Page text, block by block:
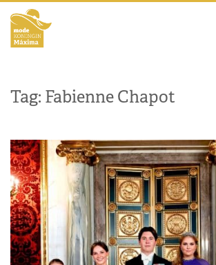
Tag: Fabienne Chapot